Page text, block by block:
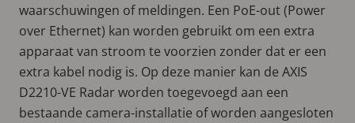
waarschuwingen of meldingen. Een PoE-out (Power
over Ethernet) kan worden gebruikt om een extra
apparaat van stroom te voorzien zonder dat er een
extra kabel nodig is. Op deze manier kan de AXIS
D2210-VE Radar worden toegevoegd aan een
bestaande camera-installatie of worden aangesloten